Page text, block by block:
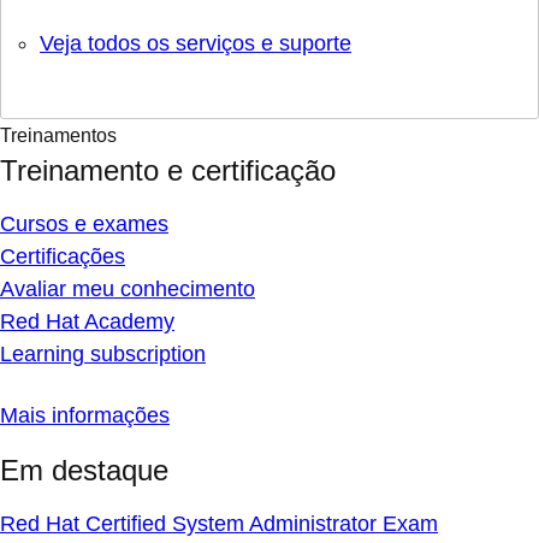
Veja todos os serviços e suporte
Treinamentos
Treinamento e certificação
Cursos e exames
Certificações
Avaliar meu conhecimento
Red Hat Academy
Learning subscription
Mais informações
Em destaque
Red Hat Certified System Administrator Exam